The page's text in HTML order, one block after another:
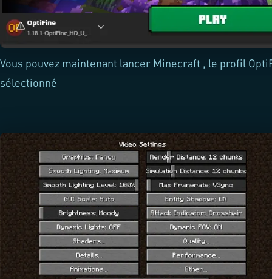
Vous pouvez maintenant lancer Minecraft , le profil
sélectionné